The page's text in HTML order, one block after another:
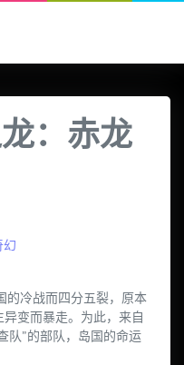
：赤龙
幻
的冷战而四分五裂，原本
异变而暴走。为此，来自
队”的部队，岛国的命运